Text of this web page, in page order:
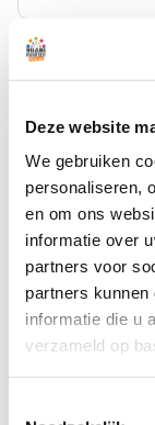
Deze website
We gebruiken
personaliseren,
en om ons
informatie over
partners voor
partners
informatie die u
verzameld op
06-02-2019
Bekijken